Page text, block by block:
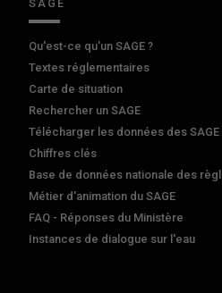
SAGE
Qu'est-ce qu'un SAGE ?
Textes réglementaires
Carte de situation
Rechercher un SAGE
Télécharger les données des SAGE
Chiffres clés
Base de données nationale des
Métier d'animation du SAGE
FAQ - Réponses du Ministère
Instances de dialogue sur l'eau